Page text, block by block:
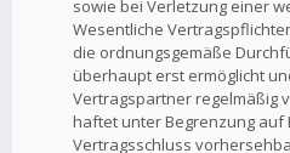
sowie bei Verletzung einer
Wesentliche
die ordnungsgemäße
überhaupt erst ermöglicht
Vertragspartner regelmäßig
haftet unter Begrenzung auf
Vertragsschluss